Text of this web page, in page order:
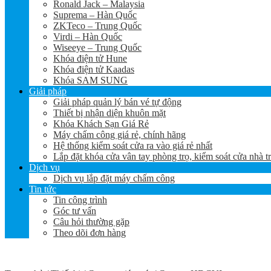
Ronald Jack – Malaysia
Suprema – Hàn Quốc
ZKTeco – Trung Quốc
Virdi – Hàn Quốc
Wiseeye – Trung Quốc
Khóa điện tử Hune
Khóa điện tử Kaadas
Khóa SAM SUNG
Giải pháp
Giải pháp quản lý bán vé tự động
Thiết bị nhận diện khuôn mặt
Khóa Khách Sạn Giá Rẻ
Máy chấm công giá rẻ, chính hãng
Hệ thống kiểm soát cửa ra vào giá rẻ nhất
Lắp đặt khóa cửa vân tay phòng trọ, kiểm soát cửa nhà
Dịch vụ
Dịch vụ lắp đặt máy chấm công
Tin tức
Tin công trình
Góc tư vấn
Câu hỏi thường gặp
Theo dõi đơn hàng